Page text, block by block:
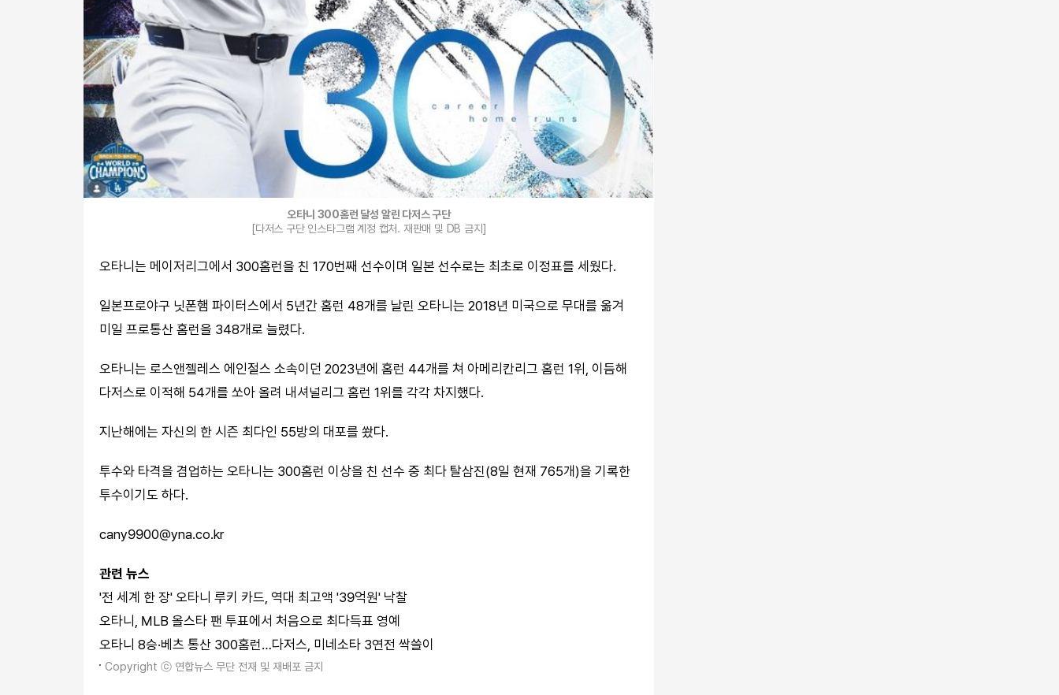
오타니 300홈런 달성 알린 다저스 구단
[다저스 구단 인스타그램 계정 캡처. 재판매 및 DB 금지]
오타니는 메이저리그에서 300홈런을 친 170번째 선수이며 일본 선수로는 최초로 이정표를 세웠다.
일본프로야구 닛폰햄 파이터스에서 5년간 홈런 48개를 날린 오타니는 2018년 미국으로 무대를 옮겨
미일 프로통산 홈런을 348개로 늘렸다.
오타니는 로스앤젤레스 에인절스 소속이던 2023년에 홈런 44개를 쳐 아메리칸리그 홈런 1위, 이듬해
다저스로 이적해 54개를 쏘아 올려 내셔널리그 홈런 1위를 각각 차지했다.
지난해에는 자신의 한 시즌 최다인 55방의 대포를 쐈다.
투수와 타격을 겸업하는 오타니는 300홈런 이상을 친 선수 중 최다 탈삼진(8일 현재 765개)을 기록한
투수이기도 하다.
cany9900@yna.co.kr
관련 뉴스
'전 세계 한 장' 오타니 루키 카드, 역대 최고액 '39억원' 낙찰
오타니, MLB 올스타 팬 투표에서 처음으로 최다득표 영예
오타니 8승·베츠 통산 300홈런…다저스, 미네소타 3연전 싹쓸이
Copyright ⓒ 연합뉴스 무단 전재 및 재배포 금지